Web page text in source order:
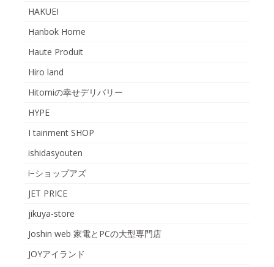
HAKUEI
Hanbok Home
Haute Produit
Hiro land
Hitomiの幸せデリバリー
HYPE
I tainment SHOP
ishidasyouten
i−ショップアズ
JET PRICE
jikuya-store
Joshin web 家電とPCの大型専門店
JOYアイランド